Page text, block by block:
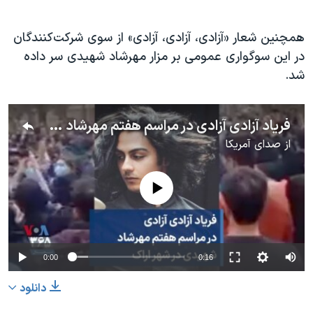
همچنین شعار «آزادی، آزادی، آزادی» از سوی شرکت‌کنندگان
در این سوگواری عمومی بر مزار مهرشاد شهیدی سر داده
شد.
فریاد آزادی آزادی در مراسم هفتم مهرشاد شهیدی در شهر اراک
ازصدای آمریکا
No media source currently available
0:00 0:16
دانلود